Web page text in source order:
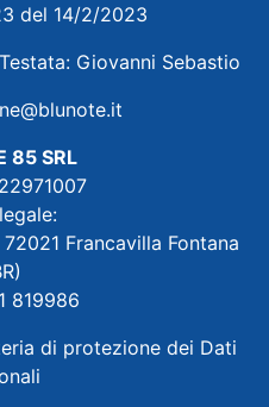
del 14/2/2023
Giovanni Sebastio
85 SRL
Francavilla Fontana
819986
di protezione dei Dati